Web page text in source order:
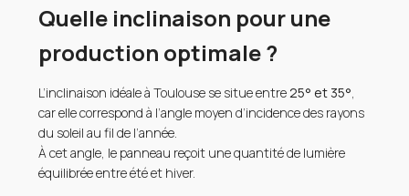
Quelle inclinaison pour une
production optimale ?
L’inclinaison idéale à Toulouse se situe entre 25° et 35°
car elle correspond à l’angle moyen d’incidence des rayons
du soleil au fil de l’année.
À cet angle, le panneau reçoit une quantité de lumière
équilibrée entre été et hiver.